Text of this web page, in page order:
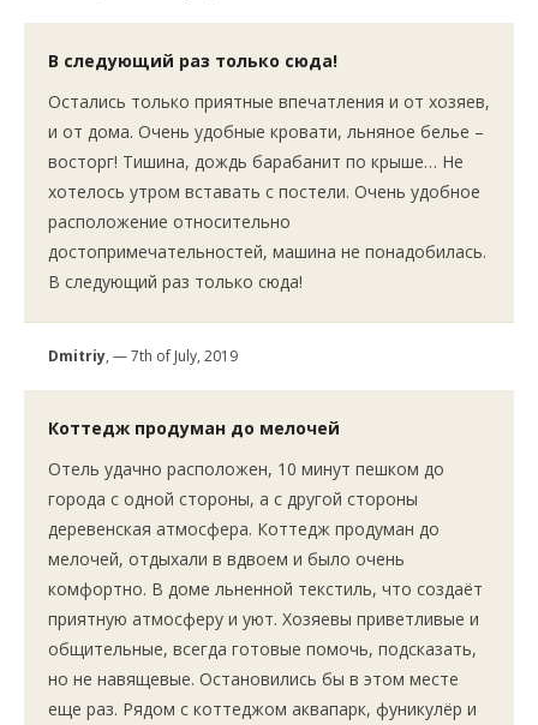
В следующий раз только сюда!
Остались только приятные впечатления и от хозяев,
и от дома. Очень удобные кровати, льняное белье –
восторг! Тишина, дождь барабанит по крыше… Не
хотелось утром вставать с постели. Очень удобное
расположение относительно
достопримечательностей, машина не понадобилась.
В следующий раз только сюда!
Dmitriy, — 7th of July, 2019
Коттедж продуман до мелочей
Отель удачно расположен, 10 минут пешком до
города с одной стороны, а с другой стороны
деревенская атмосфера. Коттедж продуман до
мелочей, отдыхали в вдвоем и было очень
комфортно. В доме льненной текстиль, что создаёт
приятную атмосферу и уют. Хозяевы приветливые и
общительные, всегда готовые помочь, подсказать,
но не навящевые. Остановились бы в этом месте
еще раз. Рядом с коттеджом аквапарк, фуникулёр и